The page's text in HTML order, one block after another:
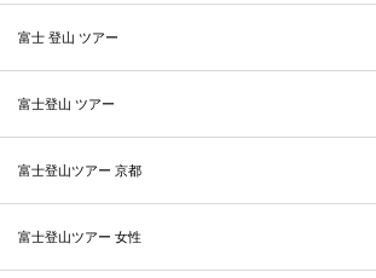
富士 登山 ツアー
富士登山 ツアー
富士登山ツアー 京都
富士登山ツアー 女性